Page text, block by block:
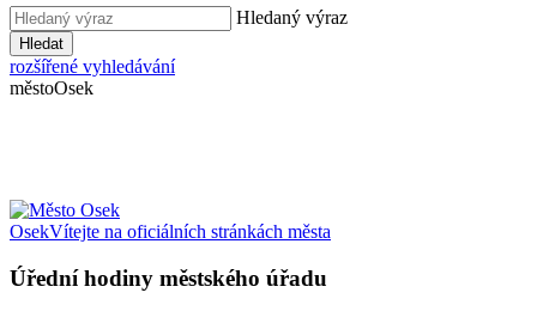
Hledaný výraz
Hledat
rozšířené vyhledávání
městoOsek
OsekVítejte na oficiálních stránkách města
Úřední hodiny městského úřadu